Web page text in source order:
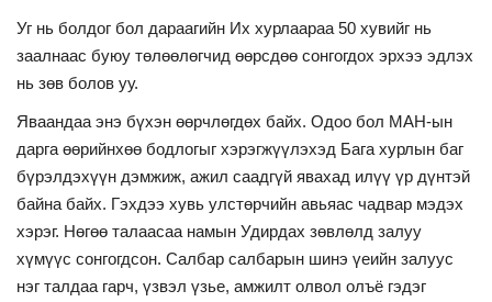
Уг нь болдог бол дараагийн Их хурлаараа 50 хувийг нь
заалнаас буюу төлөөлөгчид өөрсдөө сонгогдох эрхээ эдлэх
нь зөв болов уу.
Яваандаа энэ бүхэн өөрчлөгдөх байх. Одоо бол МАН-ын
дарга өөрийнхөө бодлогыг хэрэгжүүлэхэд Бага хурлын баг
бүрэлдэхүүн дэмжиж, ажил саадгүй явахад илүү үр дүнтэй
байна байх. Гэхдээ хувь улстөрчийн авьяас чадвар мэдэх
хэрэг. Нөгөө талаасаа намын Удирдах зөвлөлд залуу
хүмүүс сонгогдсон. Салбар салбарын шинэ үеийн залуус
нэг талдаа гарч, үзвэл үзье, амжилт олвол олъё гэдэг